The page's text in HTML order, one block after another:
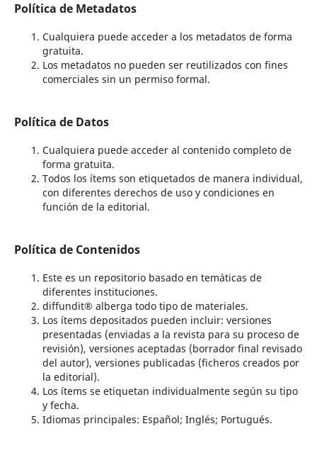
Política de Metadatos
Cualquiera puede acceder a los metadatos de forma
gratuita.
Los metadatos no pueden ser reutilizados con fines
comerciales sin un permiso formal.
Política de Datos
Cualquiera puede acceder al contenido completo de
forma gratuita.
Todos los ítems son etiquetados de manera individual,
con diferentes derechos de uso y condiciones en
función de la editorial.
Política de Contenidos
Este es un repositorio basado en temáticas de
diferentes instituciones.
diffundit® alberga todo tipo de materiales.
Los ítems depositados pueden incluir: versiones
presentadas (enviadas a la revista para su proceso de
revisión), versiones aceptadas (borrador final revisado
del autor), versiones publicadas (ficheros creados por
la editorial).
Los ítems se etiquetan individualmente según su tipo
y fecha.
Idiomas principales: Español; Inglés; Portugués.